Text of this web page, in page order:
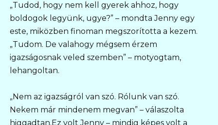
„Tudod, hogy nem kell gyerek ahhoz, hogy
boldogok legyünk, ugye?” – mondta Jenny egy
este, miközben finoman megszorította a kezem.
„Tudom. De valahogy mégsem érzem
igazságosnak veled szemben” – motyogtam,
lehangoltan.
„Nem az igazságról van szó. Rólunk van szó.
Nekem már mindenem megvan” – válaszolta
higgadtan.Ez volt Jenny – mindig képes volt a